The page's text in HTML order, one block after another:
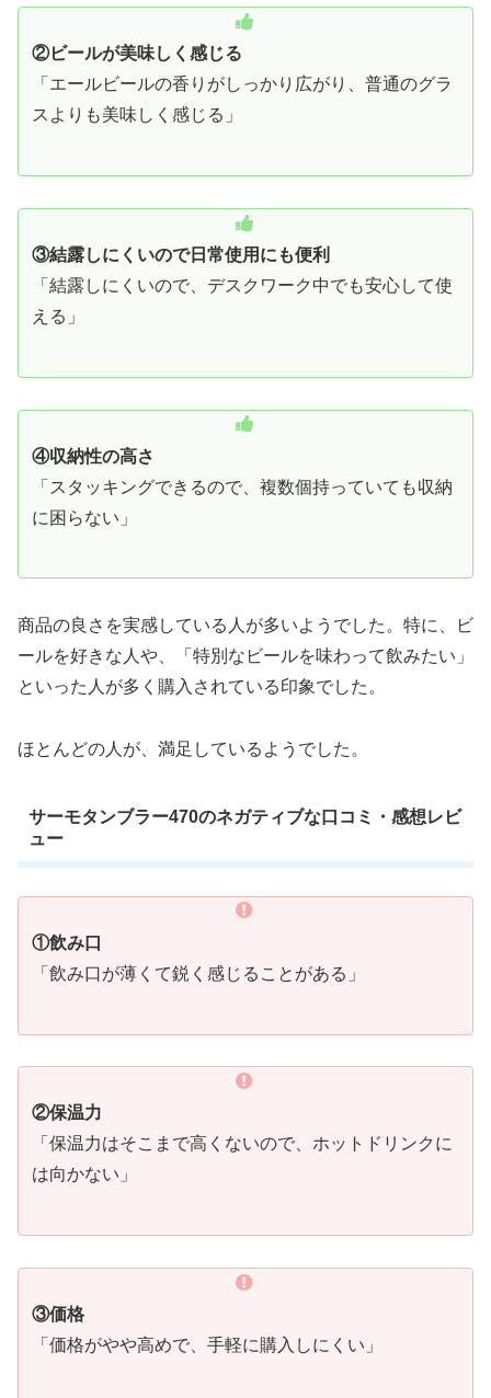
②ビールが美味しく感じる
「エールビールの香りがしっかり広がり、普通のグラ
スよりも美味しく感じる」
③結露しにくいので日常使用にも便利
「結露しにくいので、デスクワーク中でも安心して使
える」
④収納性の高さ
「スタッキングできるので、複数個持っていても収納
に困らない」
商品の良さを実感している人が多いようでした。特に、ビ
ールを好きな人や、「特別なビールを味わって飲みたい」
といった人が多く購入されている印象でした。
ほとんどの人が、満足しているようでした。
サーモタンブラー470のネガティブな口コミ・感想レビ
ュー
①飲み口
「飲み口が薄くて鋭く感じることがある」
②保温力
「保温力はそこまで高くないので、ホットドリンクに
は向かない」
③価格
「価格がやや高めで、手軽に購入しにくい」